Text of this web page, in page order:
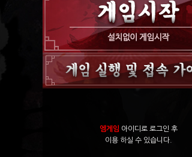
엠게임 아이디로 로그인 후
이용 하실 수 있습니다.